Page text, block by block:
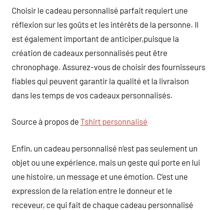
Choisir le cadeau personnalisé parfait requiert une
réflexion sur les goûts et les intérêts de la personne. Il
est également important de anticiper,puisque la
création de cadeaux personnalisés peut être
chronophage. Assurez-vous de choisir des fournisseurs
fiables qui peuvent garantir la qualité et la livraison
dans les temps de vos cadeaux personnalisés.
Source à propos de Tshirt personnalisé
Enfin, un cadeau personnalisé n’est pas seulement un
objet ou une expérience, mais un geste qui porte en lui
une histoire, un message et une émotion. C’est une
expression de la relation entre le donneur et le
receveur, ce qui fait de chaque cadeau personnalisé